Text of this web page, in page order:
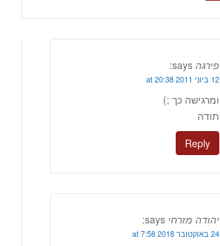
פירגה says:
12 ביוני 2011 at 20:38
ומרגישה כך ;)
תודה
Reply
יהודה מזרחי says:
24 באוקטובר 2018 at 7:58